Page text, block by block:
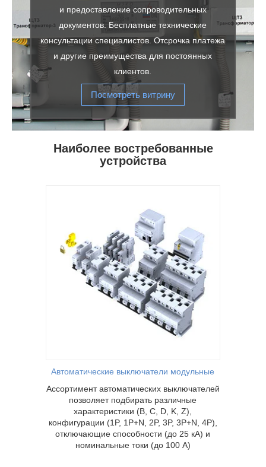
и предоставление сопроводительных
документов. Бесплатные технические
консультации специалистов. Отсрочка платежа
и другие преимущества для постоянных
клиентов.
Посмотреть витрину
Наиболее востребованные
устройства
Автоматические выключатели модульные
Ассортимент автоматических выключателей
позволяет подбирать различные
характеристики (B, C, D, K, Z),
конфигурации (1P, 1P+N, 2P, 3P, 3P+N, 4P),
отключающие способности (до 25 кА) и
номинальные токи (до 100 А)